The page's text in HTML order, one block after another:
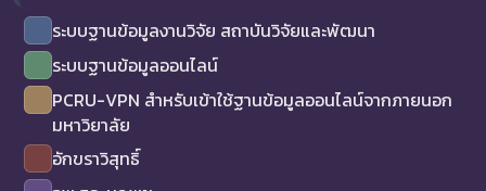
ระบบฐานข้อมูลงานวิจัย สถาบันวิจัยและพัฒนา
ระบบฐานข้อมูลออนไลน์
PCRU-VPN สำหรับเข้าใช้ฐานข้อมูลออนไลน์จากภายนอก
มหาวิยาลัย
อักขราวิสุทธิ์